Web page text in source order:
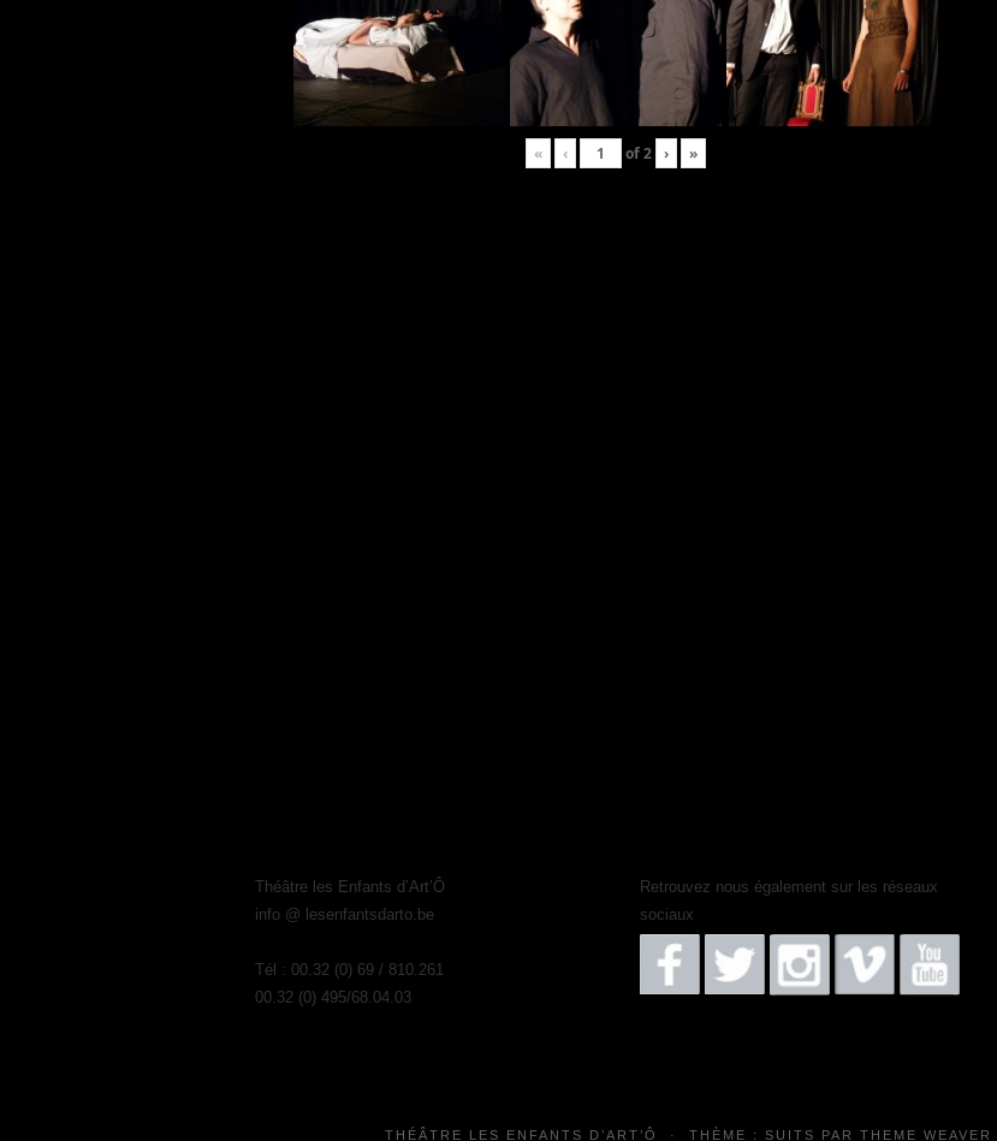
« ‹ of2 › »
Théâtre les Enfants d’Art’Ô
info @ lesenfantsdarto.be
Tél : 00.32 (0) 69 / 810.261
00.32 (0) 495/68.04.03
Retrouvez nous également sur les réseaux
sociaux
THÉÂTRE LES ENFANTS D’ART’Ô · THÈME : SUITS PAR THEME WEAVER